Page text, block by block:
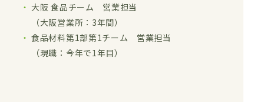
大阪 食品チーム 営業担当
（大阪営業所：3年間）
食品材料第1部第1チーム 営業担当
（現職：今年で1年目）